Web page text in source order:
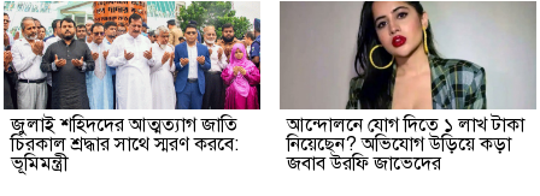
জুলাই শহিদদের আত্মত্যাগ জাতি
চিরকাল শ্রদ্ধার সাথে স্মরণ করবে:
ভূমিমন্ত্রী
আন্দোলনে যোগ দিতে ১ লাখ টাকা
নিয়েছেন? অভিযোগ উড়িয়ে কড়া
জবাব উরফি জাভেদের